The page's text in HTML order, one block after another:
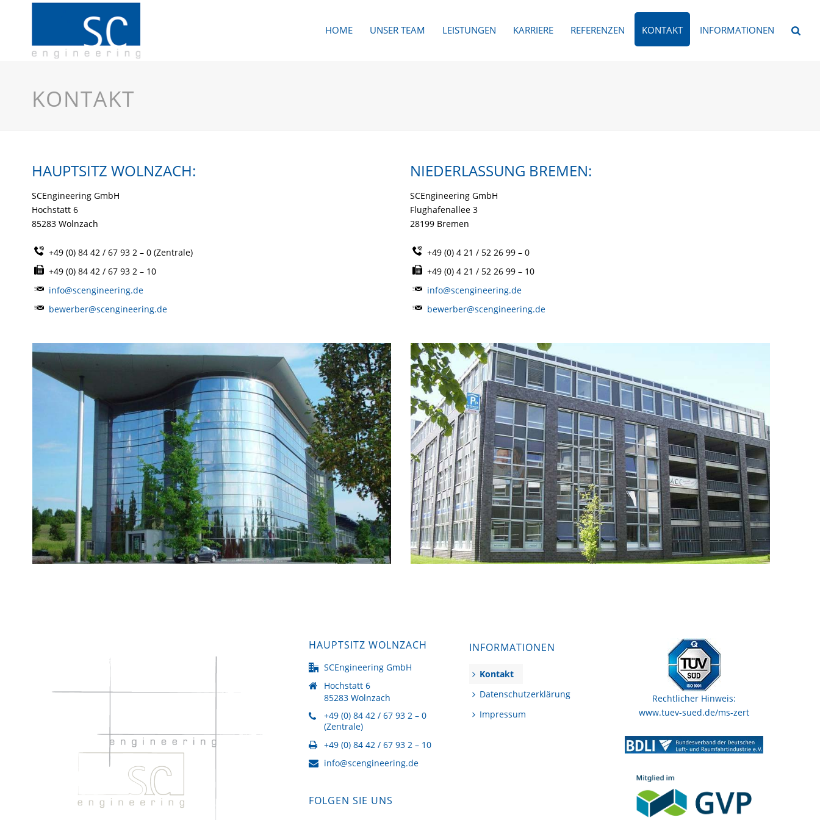
HOME UNSER TEAM LEISTUNGEN KARRIERE REFERENZEN KONTAKT INFORMATIONEN
KONTAKT
HAUPTSITZ WOLNZACH:
SCEngineering GmbH
Hochstatt 6
85283 Wolnzach
+49 (0) 84 42 / 67 93 2 – 0 (Zentrale)
+49 (0) 84 42 / 67 93 2 – 10
info@scengineering.de
bewerber@scengineering.de
NIEDERLASSUNG BREMEN:
SCEngineering GmbH
Flughafenallee 3
28199 Bremen
+49 (0) 4 21 / 52 26 99 – 0
+49 (0) 4 21 / 52 26 99 – 10
info@scengineering.de
bewerber@scengineering.de
HAUPTSITZ WOLNZACH
SCEngineering GmbH
Hochstatt 6
85283 Wolnzach
+49 (0) 84 42 / 67 93 2 – 0
(Zentrale)
+49 (0) 84 42 / 67 93 2 – 10
info@scengineering.de
FOLGEN SIE UNS
INFORMATIONEN
Kontakt
Datenschutzerklärung
Impressum
Rechtlicher Hinweis:
www.tuev-sued.de/ms-zert